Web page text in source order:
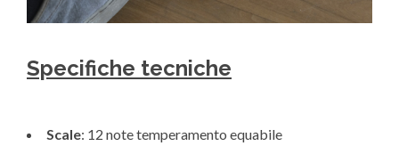
Specifiche tecniche
Scale: 12 note temperamento equabile